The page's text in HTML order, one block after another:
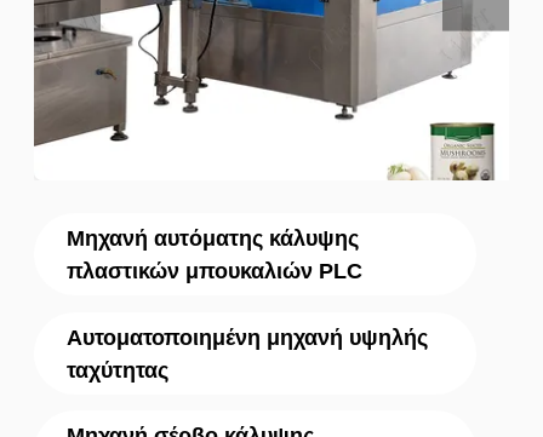
Μηχανή αυτόματης κάλυψης
πλαστικών μπουκαλιών PLC
Αυτοματοποιημένη μηχανή υψηλής
ταχύτητας